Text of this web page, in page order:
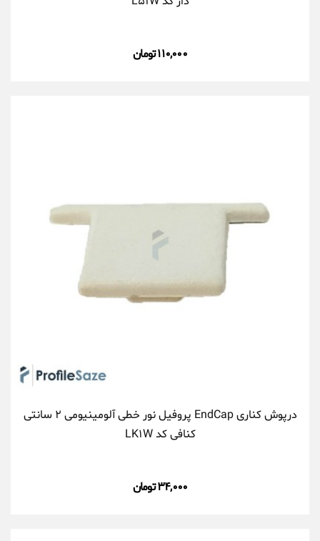
۱۱۰,۰۰۰ تومان
درپوش کناری EndCap پروفیل نور خطی آلومینیومی ۲ سانتی
کنافی کد LK۱W
۳۴,۰۰۰ تومان